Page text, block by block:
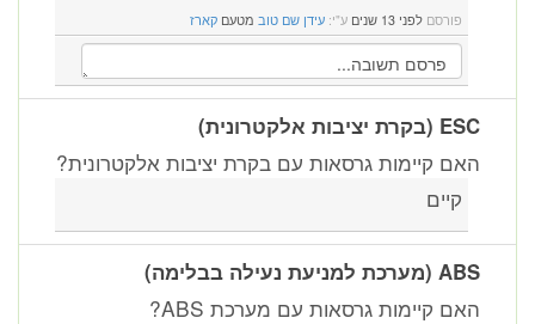
פורסם לפני 13 שנים ע"י: עידן שם טוב מטעם קארז
ESC (בקרת יציבות אלקטרונית)
האם קיימות גרסאות עם בקרת יציבות אלקטרונית?
קיים
ABS (מערכת למניעת נעילה בבלימה)
האם קיימות גרסאות עם מערכת ABS?